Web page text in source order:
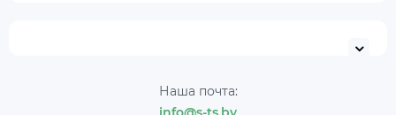
Наша почта: